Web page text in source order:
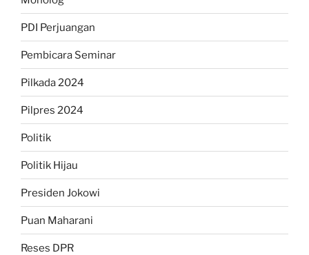
PDI Perjuangan
Pembicara Seminar
Pilkada 2024
Pilpres 2024
Politik
Politik Hijau
Presiden Jokowi
Puan Maharani
Reses DPR